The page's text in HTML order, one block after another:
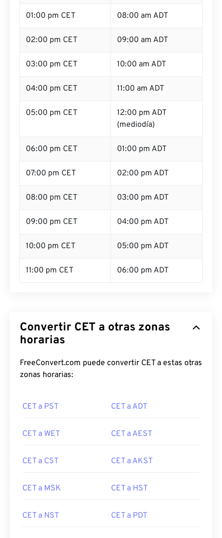
01:00 pm CET 08:00 am ADT
02:00 pm CET 09:00 am ADT
03:00 pm CET 10:00 am ADT
04:00 pm CET 11:00 am ADT
05:00 pm CET
12:00 pm ADT
(mediodía)
06:00 pm CET 01:00 pm ADT
07:00 pm CET 02:00 pm ADT
08:00 pm CET 03:00 pm ADT
09:00 pm CET 04:00 pm ADT
10:00 pm CET 05:00 pm ADT
11:00 pm CET 06:00 pm ADT
Convertir CET a otras zonas
horarias
FreeConvert.com puede convertir CET a estas otras
zonas horarias:
CET a PST CET a ADT
CET a WET CET a AEST
CET a CST CET a AKST
CET a MSK CET a HST
CET a NST CET a PDT